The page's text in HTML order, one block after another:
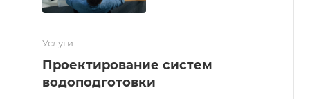
Услуги
Проектирование систем
водоподготовки